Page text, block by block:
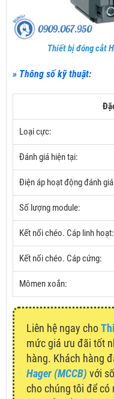
Thiết bị đóng cắt
» Thông số kỹ thuật:
Loại cực:
Đánh giá hiện tại:
Điện áp hoạt động đánh giá
Số lượng module:
Kết nối chéo. Cáp linh hoạt:
Kết nối chéo. Cáp cứng:
Mômen xoắn:
Liên hệ ngay cho
mức giá ưu đãi tốt
hàng. Khách hàng
Hager (MCCB) với
cho chúng tôi để